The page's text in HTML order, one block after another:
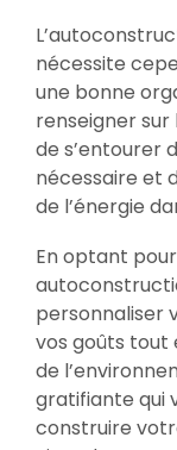
nécessite
une bonne
renseigner
de s’entourer
nécessaire et
de l’énergie
En optant
personnaliser
vos goûts
de
gratifiante qui
construire